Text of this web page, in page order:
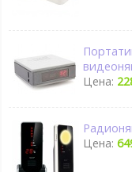
Цена:
Цена: